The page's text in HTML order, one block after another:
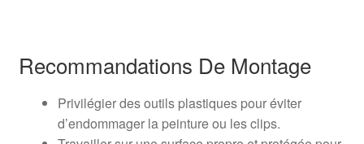
Recommandations De Montage
Privilégier des outils plastiques pour éviter
d’endommager la peinture ou les clips.